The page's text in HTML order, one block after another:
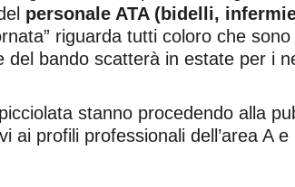
personale ATA (bidelli,
riguarda tutti coloro che
del bando scatterà in estate per i
stanno procedendo alla
ai profili professionali dell’area A